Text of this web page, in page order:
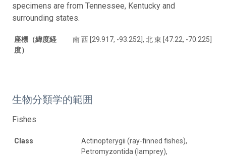
specimens are from Tennessee, Kentucky and
surrounding states.
座標（緯度経
度）
南 西 [29.917, -93.252], 北 東 [47.22, -70.225]
生物分類学的範囲
Fishes
Class
Actinopterygii (ray-finned fishes),
Petromyzontida (lamprey),